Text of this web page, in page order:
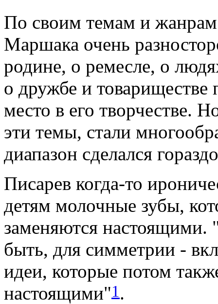
По своим темам и жанрам
Маршака очень
родине, о ремесле, о
о дружбе и
место в его творчестве.
эти темы, стали
диапазон сделался
Писарев когда-то
детям молочные зубы,
заменяются
быть, для симметрии -
идеи, которые потом
настоящими"1.